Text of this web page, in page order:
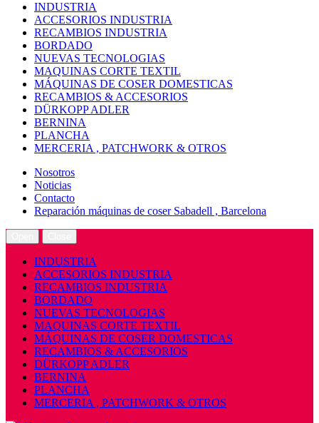
INDUSTRIA
ACCESORIOS INDUSTRIA
RECAMBIOS INDUSTRIA
BORDADO
NUEVAS TECNOLOGIAS
MAQUINAS CORTE TEXTIL
MÁQUINAS DE COSER DOMESTICAS
RECAMBIOS & ACCESORIOS
DÜRKOPP ADLER
BERNINA
PLANCHA
MERCERIA , PATCHWORK & OTROS
Nosotros
Noticias
Contacto
Reparación máquinas de coser Sabadell , Barcelona
INDUSTRIA
ACCESORIOS INDUSTRIA
RECAMBIOS INDUSTRIA
BORDADO
NUEVAS TECNOLOGIAS
MAQUINAS CORTE TEXTIL
MÁQUINAS DE COSER DOMESTICAS
RECAMBIOS & ACCESORIOS
DÜRKOPP ADLER
BERNINA
PLANCHA
MERCERIA , PATCHWORK & OTROS